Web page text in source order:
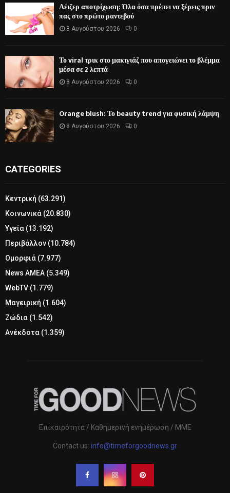
Λέιζερ αποτρίχωση: Όλα όσα πρέπει να ξέρεις πριν
πας στο πρώτο ραντεβού
8 Αυγούστου 2026 0
Το viral τρικ στο μακιγιάζ που απογειώνει το βλέμμα
μέσα σε 2 λεπτά
8 Αυγούστου 2026 0
Orange blush: Το beauty trend για φυσική λάμψη
8 Αυγούστου 2026 0
CATEGORIES
Κεντρική (63.291)
Κοινωνικά (20.830)
Υγεία (13.192)
Περιβάλλον (10.784)
Ομορφιά (7.977)
News ΑΜΕΑ (5.349)
WebTV (1.779)
Μαγειρική (1.604)
Ζώδια (1.542)
Ανέκδοτα (1.359)
Επικαιρότητα / Καθημερινή ενημέρωση / ΜΜΕ
Contact us: info@timeforgoodnews.gr